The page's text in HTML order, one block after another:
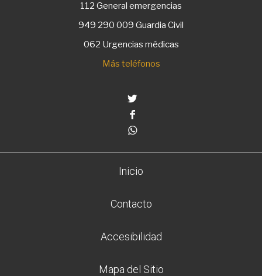
112 General emergencias
949 290 009 Guardia Civil
062 Urgencias médicas
Más teléfonos
Inicio
Contacto
Accesibilidad
Mapa del Sitio